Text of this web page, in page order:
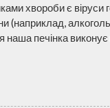
хвороби є
(наприклад,
наша печінка